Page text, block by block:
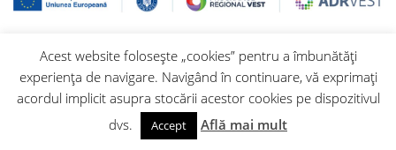
Acest website folosește „cookies” pentru a îmbunătăți
experiența de navigare. Navigând în continuare, vă exprimați
acordul implicit asupra stocării acestor cookies pe dispozitivul
dvs.
Accept Află mai mult